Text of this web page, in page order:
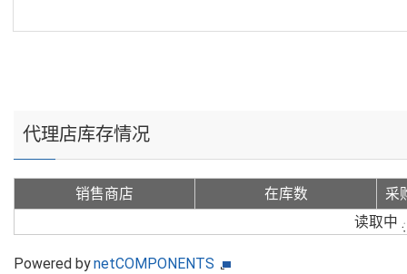
代理店库存情况
销售商店 在库数
采
读取中
Powered bynetCOMPONENTS